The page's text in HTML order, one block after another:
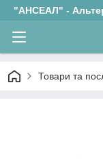
"АНСЕАЛ" -
Товари та